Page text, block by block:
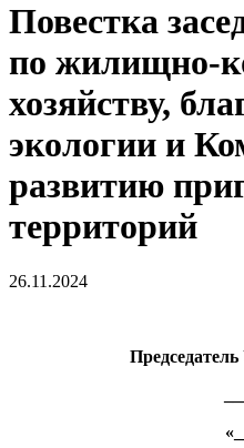
Повестка
по жилищно-
хозяйству,
экологии и
развитию
территорий
26.11.2024